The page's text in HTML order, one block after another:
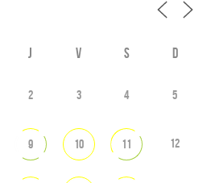
J V S D
2 3 4 5
9 10 11 12